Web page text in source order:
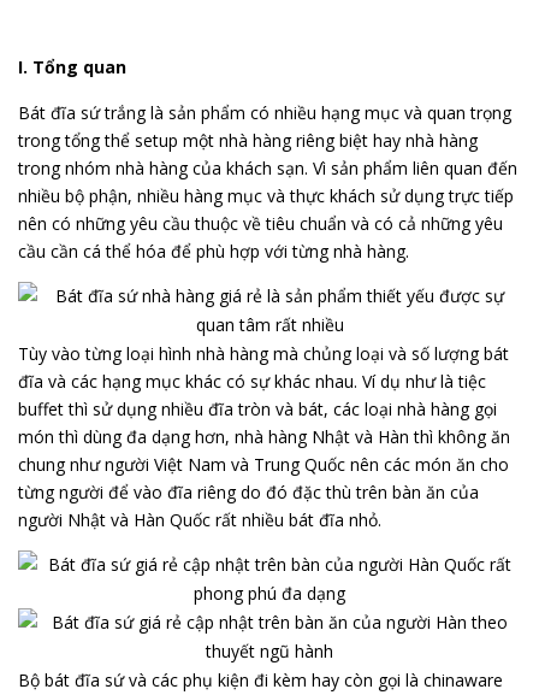
Lost password?
I. Tổng quan
Bát đĩa sứ trắng là sản phẩm có nhiều hạng mục và quan trọng
trong tổng thể setup một nhà hàng riêng biệt hay nhà hàng
trong nhóm nhà hàng của khách sạn. Vì sản phẩm liên quan đến
nhiều bộ phận, nhiều hàng mục và thực khách sử dụng trực tiếp
nên có những yêu cầu thuộc về tiêu chuẩn và có cả những yêu
cầu cần cá thể hóa để phù hợp với từng nhà hàng.
Tùy vào từng loại hình nhà hàng mà chủng loại và số lượng bát
đĩa và các hạng mục khác có sự khác nhau. Ví dụ như là tiệc
buffet thì sử dụng nhiều đĩa tròn và bát, các loại nhà hàng gọi
món thì dùng đa dạng hơn, nhà hàng Nhật và Hàn thì không ăn
chung như người Việt Nam và Trung Quốc nên các món ăn cho
từng người để vào đĩa riêng do đó đặc thù trên bàn ăn của
người Nhật và Hàn Quốc rất nhiều bát đĩa nhỏ.
Bộ bát đĩa sứ và các phụ kiện đi kèm hay còn gọi là chinaware